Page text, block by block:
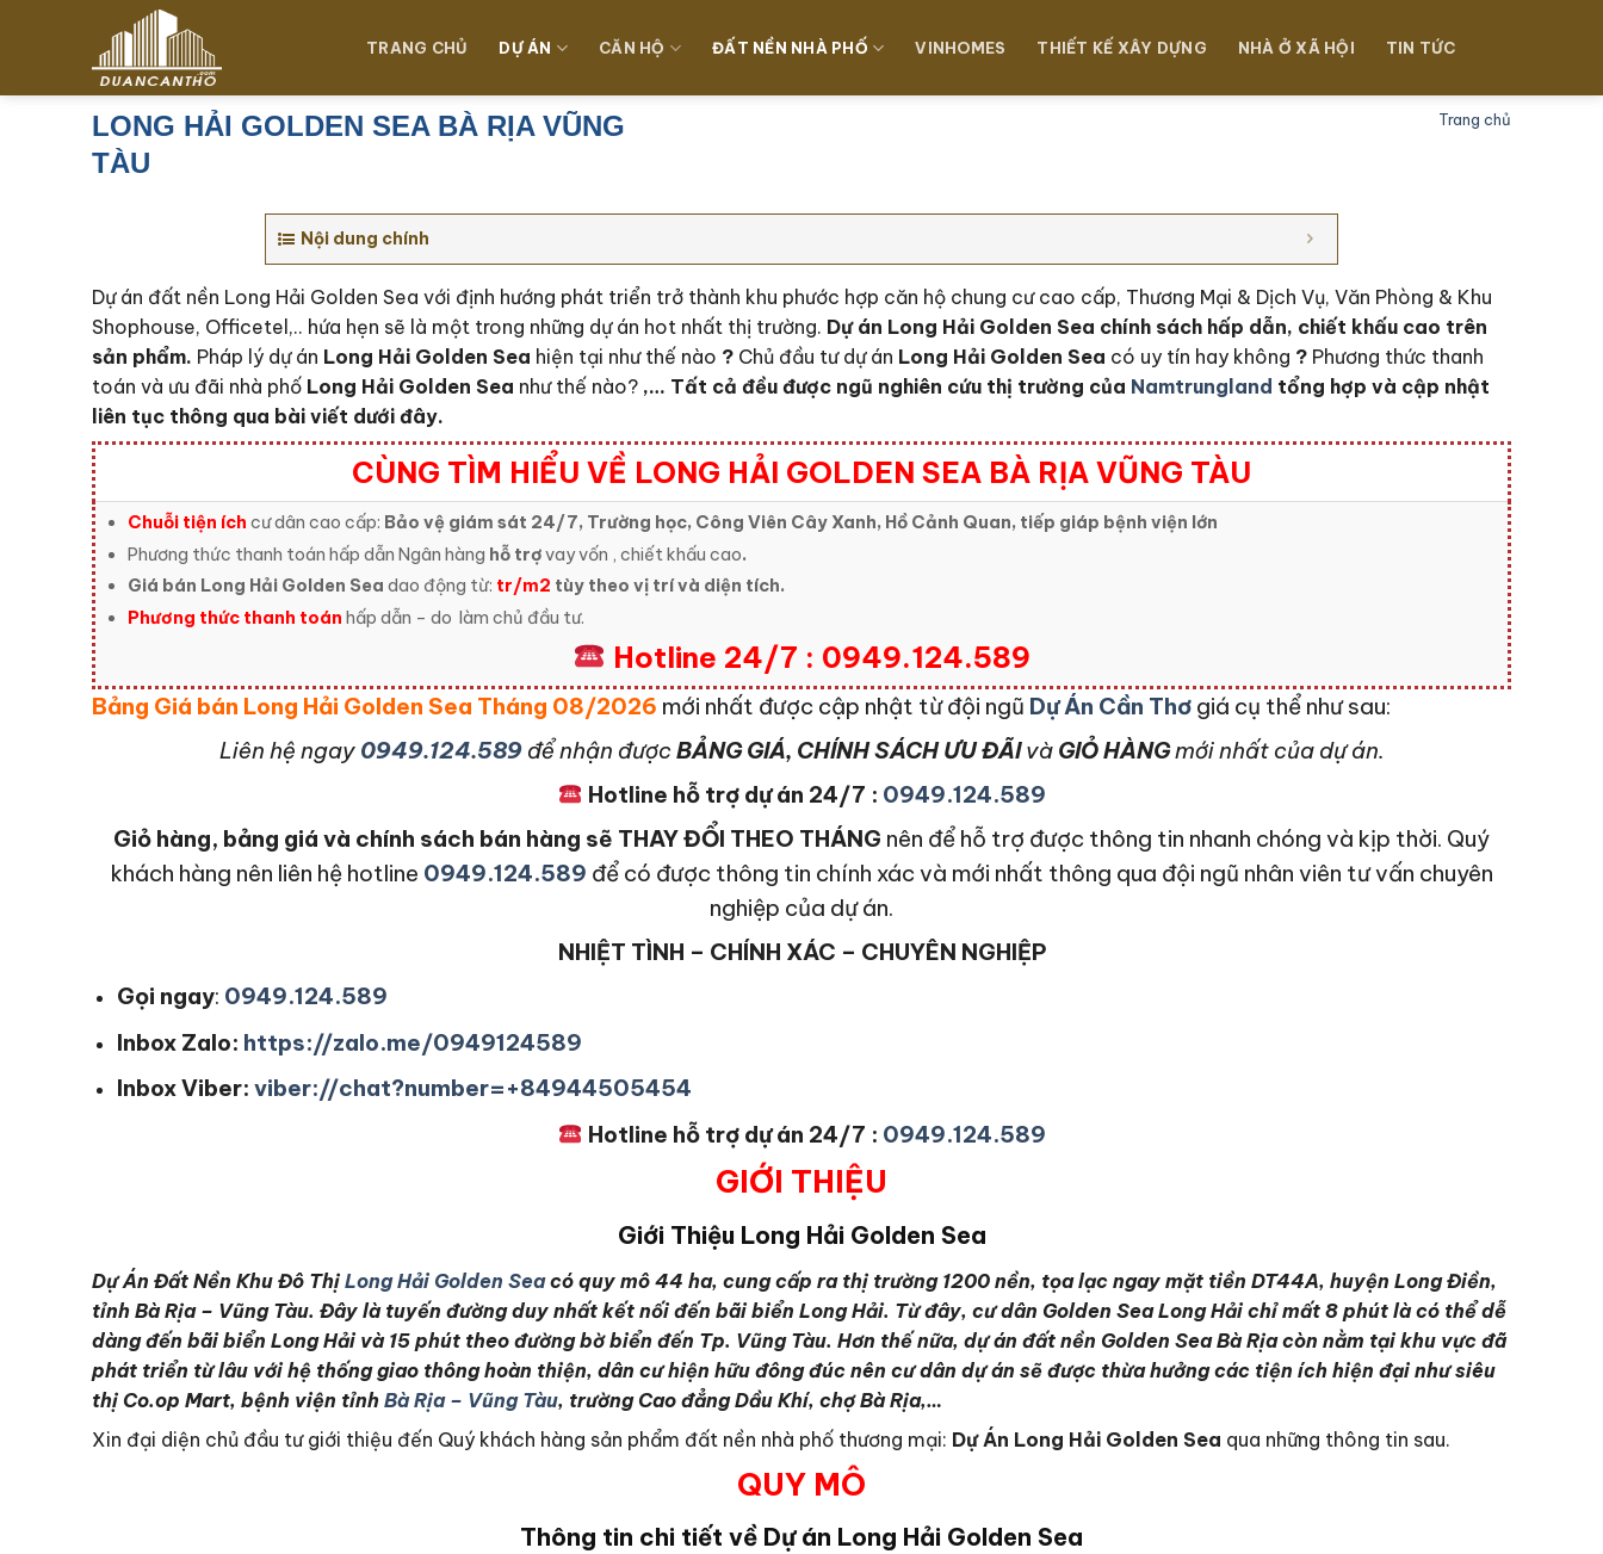
dung
TRANG CHỦ DỰ ÁN CĂN HỘ ĐẤT NỀN NHÀ PHỐ VINHOMES THIẾT KẾ XÂY DỰNG NHÀ Ở XÃ HỘI TIN TỨC
LONG HẢI GOLDEN SEA BÀ RỊA VŨNG
TÀU
Trang chủ
Nội dung chính
Dự án đất nền Long Hải Golden Sea với định hướng phát triển trở thành khu phước hợp căn hộ chung cư cao cấp, Thương Mại & Dịch Vụ, Văn Phòng & Khu
Shophouse, Officetel,.. hứa hẹn sẽ là một trong những dự án hot nhất thị trường. Dự án Long Hải Golden Sea chính sách hấp dẫn, chiết khấu cao trên
sản phẩm. Pháp lý dự án Long Hải Golden Sea hiện tại như thế nào ? Chủ đầu tư dự án Long Hải Golden Sea có uy tín hay không ? Phương thức thanh
toán và ưu đãi nhà phố Long Hải Golden Sea như thế nào? ,… Tất cả đều được ngũ nghiên cứu thị trường của Namtrungland tổng hợp và cập nhật
liên tục thông qua bài viết dưới đây.
CÙNG TÌM HIỂU VỀ LONG HẢI GOLDEN SEA BÀ RỊA VŨNG TÀU
Chuỗi tiện ích cư dân cao cấp: Bảo vệ giám sát 24/7, Trường học, Công Viên Cây Xanh, Hồ Cảnh Quan, tiếp giáp bệnh viện lớn
Phương thức thanh toán hấp dẫn Ngân hàng hỗ trợvay vốn , chiết khấu cao.
Giá bán Long Hải Golden Sea dao động từ: tr/m2 tùy theo vị trí và diện tích.
Phương thức thanh toán hấp dẫn – do làm chủ đầu tư.
Hotline 24/7 : 0949.124.589
Bảng Giá bán Long Hải Golden Sea Tháng 08/2026 mới nhất được cập nhật từ đội ngũ Dự Án Cần Thơ giá cụ thể như sau:
Liên hệ ngay 0949.124.589để nhận được BẢNG GIÁ, CHÍNH SÁCH ƯU ĐÃIvàGIỎ HÀNGmới nhất của dự án.
Hotline hỗ trợ dự án 24/7 : 0949.124.589
Giỏ hàng, bảng giá và chính sách bán hàng sẽ THAY ĐỔI THEO THÁNG nên để hỗ trợ được thông tin nhanh chóng và kịp thời. Quý
khách hàng nên liên hệ hotline 0949.124.589 để có được thông tin chính xác và mới nhất thông qua đội ngũ nhân viên tư vấn chuyên
nghiệp của dự án.
NHIỆT TÌNH – CHÍNH XÁC – CHUYÊN NGHIỆP
Gọi ngay: 0949.124.589
Inbox Zalo: https://zalo.me/0949124589
Inbox Viber: viber://chat?number=+84944505454
Hotline hỗ trợ dự án 24/7 : 0949.124.589
GIỚI THIỆU
Giới Thiệu Long Hải Golden Sea
Dự Án Đất Nền Khu Đô Thị Long Hải Golden Seacó quy mô 44 ha, cung cấp ra thị trường 1200 nền, tọa lạc ngay mặt tiền DT44A, huyện Long Điền,
tỉnh Bà Rịa – Vũng Tàu. Đây là tuyến đường duy nhất kết nối đến bãi biển Long Hải. Từ đây, cư dân Golden Sea Long Hải chỉ mất 8 phút là có thể dễ
dàng đến bãi biển Long Hải và 15 phút theo đường bờ biển đến Tp. Vũng Tàu. Hơn thế nữa, dự án đất nền Golden Sea Bà Rịa còn nằm tại khu vực đã
phát triển từ lâu với hệ thống giao thông hoàn thiện, dân cư hiện hữu đông đúc nên cư dân dự án sẽ được thừa hưởng các tiện ích hiện đại như siêu
thị Co.op Mart, bệnh viện tỉnh Bà Rịa – Vũng Tàu, trường Cao đẳng Dầu Khí, chợ Bà Rịa,…
Xin đại diện chủ đầu tư giới thiệu đến Quý khách hàng sản phẩm đất nền nhà phố thương mại: Dự Án Long Hải Golden Sea qua những thông tin sau.
QUY MÔ
Thông tin chi tiết về Dự án Long Hải Golden Sea